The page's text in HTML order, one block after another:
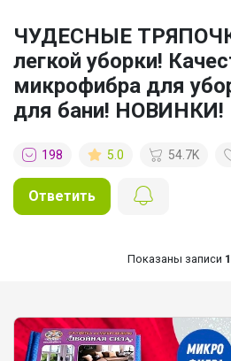
ЧУДЕСНЫЕ
легкой уборки!
микрофибра для
для бани! НОВИНКИ!
198 5.0 54.7K
Ответить
Показаны записи